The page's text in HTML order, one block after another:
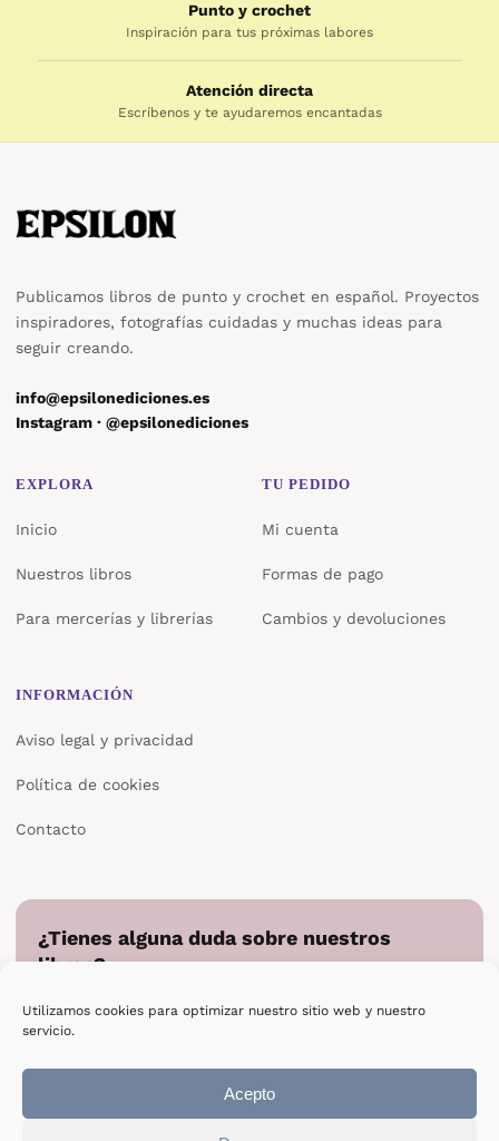
Utilizamos cookies para optimizar nuestro sitio web y nuestro
servicio.
Acepto
Punto y crochet
Inspiración para tus próximas labores
Atención directa
Escríbenos y te ayudaremos encantadas
Publicamos libros de punto y crochet en español. Proyectos
inspiradores, fotografías cuidadas y muchas ideas para
seguir creando.
info@epsilonediciones.es
Instagram · @epsilonediciones
EXPLORA
Inicio
Nuestros libros
Para mercerías y librerías
TU PEDIDO
Mi cuenta
Formas de pago
Cambios y devoluciones
INFORMACIÓN
Aviso legal y privacidad
Política de cookies
Contacto
¿Tienes alguna duda sobre nuestros
libros?
directamente.
Escribir a Epsilon